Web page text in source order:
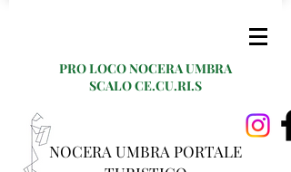
PRO LOCO NOCERA UMBRA
SCALO CE.CU.RI.S
NOCERA UMBRA PORTALE